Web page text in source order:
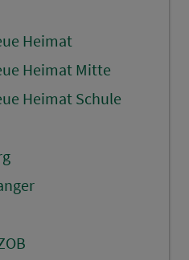
Heimat
Heimat Mitte
Heimat Schule